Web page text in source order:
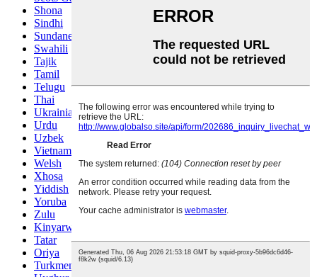
Shona
Sindhi
Sundanese
Swahili
Tajik
Tamil
Telugu
Thai
Ukrainian
Urdu
Uzbek
Vietnamese
Welsh
Xhosa
Yiddish
Yoruba
Zulu
Kinyarwanda
Tatar
Oriya
Turkmen